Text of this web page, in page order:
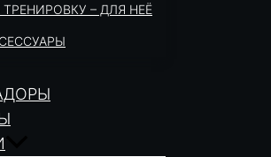
ТРЕНИРОВКУ – ДЛЯ НЕЁ